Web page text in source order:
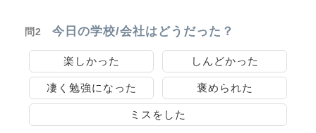
問2 今日の学校/会社はどうだった？
楽しかった しんどかった
凄く勉強になった 褒められた
ミスをした